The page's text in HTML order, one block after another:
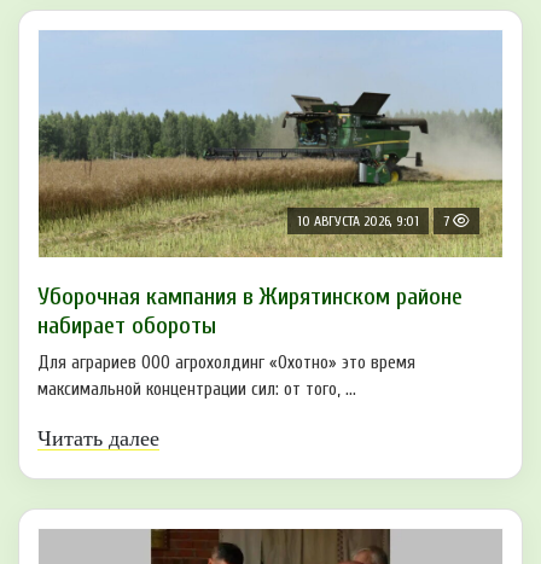
10 АВГУСТА 2026, 9:01 7
Уборочная кампания в Жирятинском районе
набирает обороты
Для аграриев ООО агрохолдинг «Охотно» это время
максимальной концентрации сил: от того, ...
Читать далее